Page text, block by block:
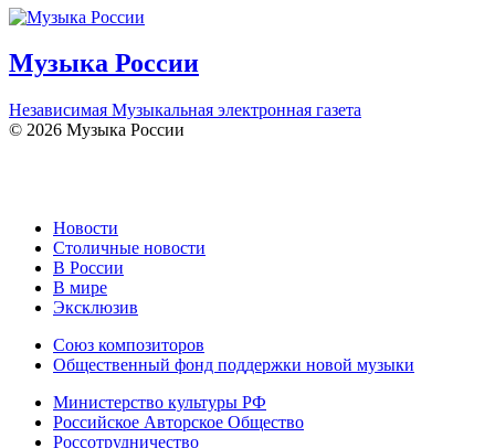
Музыка России
Независимая Музыкальная электронная газета
© 2026 Музыка России
Новости
Столичные новости
В России
В мире
Эксклюзив
Союз композиторов
Общественный фонд поддержки новой музыки
Министерство культуры РФ
Российское Авторское Общество
Россотрудничество